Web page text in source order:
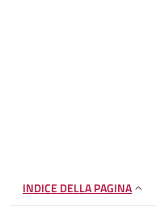
INDICE DELLA PAGINA